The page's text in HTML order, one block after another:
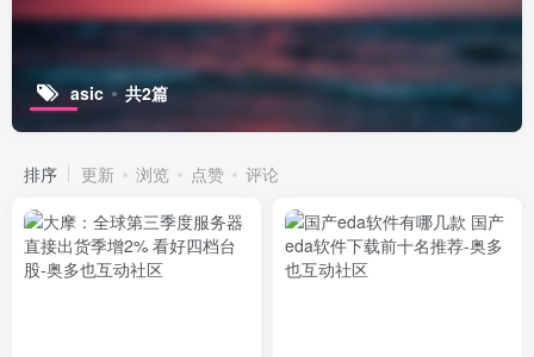
asic 共2篇
排序 更新 浏览 点赞 评论